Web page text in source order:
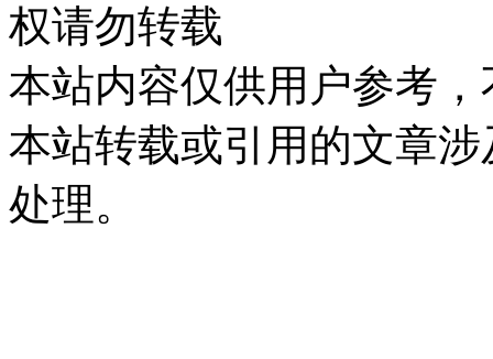
权请勿转载
本站内容仅供用户参考
本站转载或引用的文章
处理。